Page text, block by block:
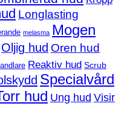
Longlasting
melasma Mogen
Oljig hud Oren hud
Reaktiv hud Scrub
Specialvård
hud Ung hud Visir